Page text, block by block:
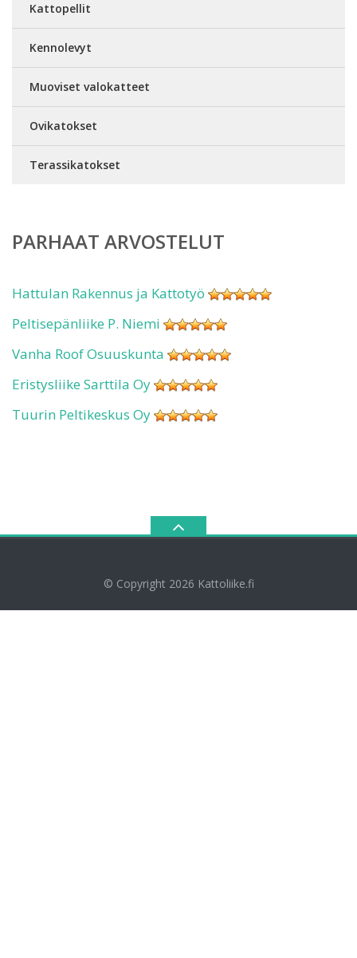
Kattopellit
Kennolevyt
Muoviset valokatteet
Ovikatokset
Terassikatokset
PARHAAT ARVOSTELUT
Hattulan Rakennus ja Kattotyö
Peltisepänliike P. Niemi
Vanha Roof Osuuskunta
Eristysliike Sarttila Oy
Tuurin Peltikeskus Oy
© Copyright 2026 Kattoliike.fi